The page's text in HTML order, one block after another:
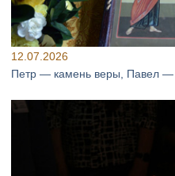
12.07.2026
Петр — камень веры, Павел —